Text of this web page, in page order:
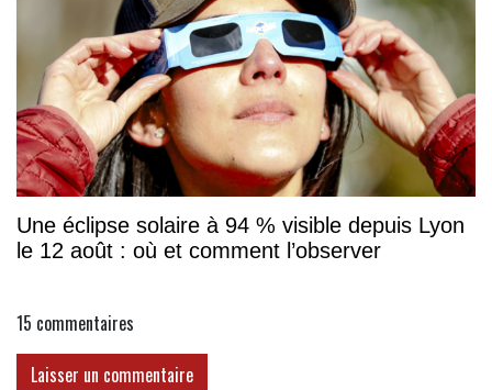
Une éclipse solaire à 94 % visible depuis Lyon
le 12 août : où et comment l’observer
15 commentaires
Laisser un commentaire